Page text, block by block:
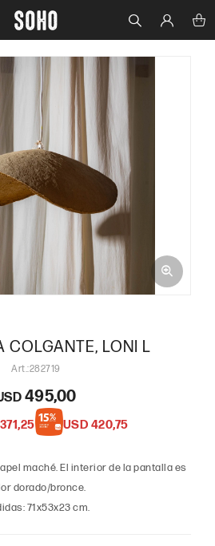
COLGANTE, LONI L
282719
495,00
371,25 USD 420,75
maché. El interior de la pantalla es
dorado/bronce.
71x53x23 cm.